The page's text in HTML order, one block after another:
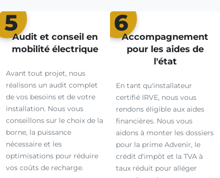
5
Audit et conseil en
mobilité électrique
Avant tout projet, nous
réalisons un audit complet
de vos besoins et de votre
installation. Nous vous
conseillons sur le choix de la
borne, la puissance
nécessaire et les
optimisations pour réduire
vos coûts de recharge.
6
Accompagnement
pour les aides de
l'état
En tant qu'installateur
certifié IRVE, nous vous
rendons éligible aux aides
financières. Nous vous
aidons à monter les dossiers
pour la prime Advenir, le
crédit d'impôt et la TVA à
taux réduit pour alléger